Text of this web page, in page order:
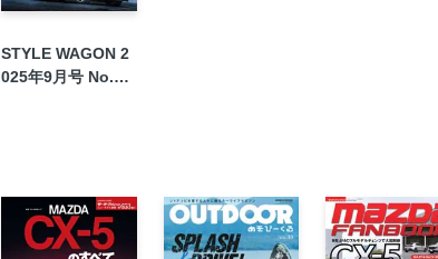
STYLE WAGON 2
025年9月号 No.35